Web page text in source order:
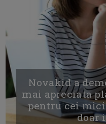
Novakid a
mai apreciata
pentru cei
doar